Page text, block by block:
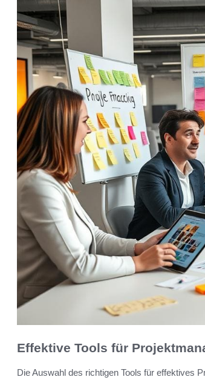
Effektive Tools für
Die Auswahl des richtigen Tools für effektives